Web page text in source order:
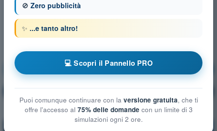
Legislazione Allenamento!
🔒 Spiegazione domanda
🚫 Zero pubblicità
✨ ...e tanto altro!
💻 Scopri il Pannello PRO
Puoi comunque continuare con la versione gratuita, che ti
offre l'accesso al 75% delle domande con un limite di 3
simulazioni ogni 2 ore.